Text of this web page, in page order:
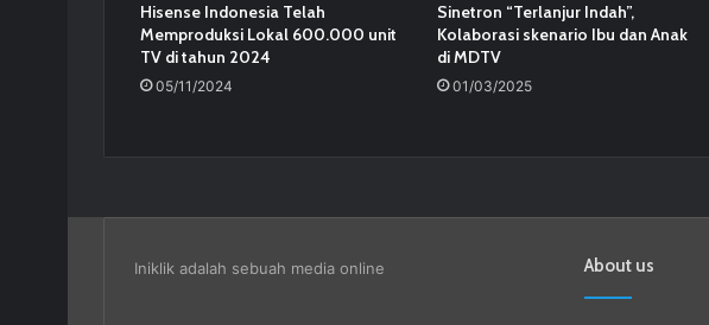
Hisense Indonesia Telah
Memproduksi Lokal 600.000 unit
TV di tahun 2024
05/11/2024
Sinetron “Terlanjur Indah”,
Kolaborasi skenario Ibu dan Anak
di MDTV
01/03/2025
Iniklik adalah sebuah media online About us